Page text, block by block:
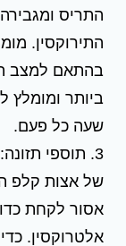
התריס
התירוקסין.
בהתאם למצב
ביותר
שעה כל פעם.
3. תוספי
של אצות קלפ
אסור לקחת
אלטרוקסין.